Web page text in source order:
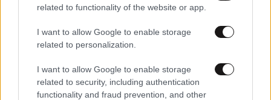
related to functionality of the website or app.
I want to allow Google to enable storage
related to personalization.
I want to allow Google to enable storage
related to security, including authentication
functionality and fraud prevention, and other